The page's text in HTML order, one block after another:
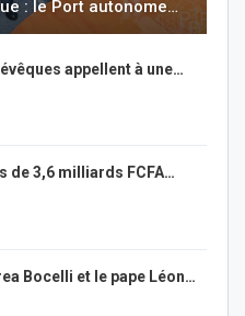
: le Port autonome…
appellent à une…
de 3,6 milliards FCFA…
Bocelli et le pape Léon…